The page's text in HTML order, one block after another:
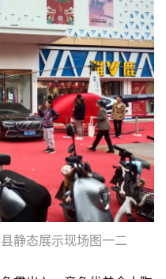
静态展示现场图一二